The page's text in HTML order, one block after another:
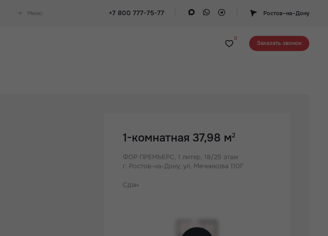
Меню +7 800 777-75-77 Ростов–на–Дону
0
Заказать звонок
1-комнатная 37,98 м2
ФОР ПРЕМЬЕРС, 1 литер, 18/25 этаж
г. Ростов-на-Дону, ул. Мечникова 110Г
Сдан